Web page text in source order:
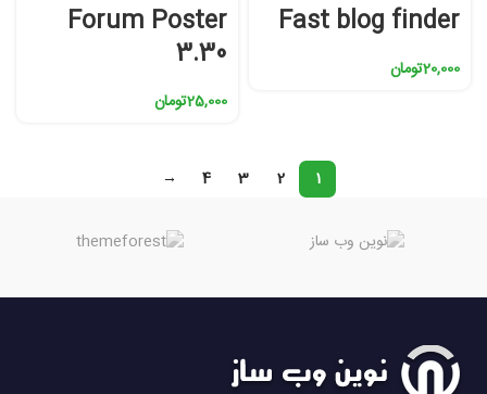
Fast blog finder
20,000تومان
Forum Poster
3.30
25,000تومان
1
2
3
4
→